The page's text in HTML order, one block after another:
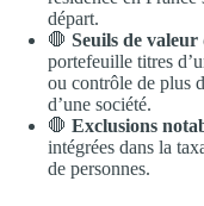
départ.
🛑 Seuils de valeur
portefeuille titres
ou contrôle de plus
d’une société.
🛑 Exclusions
intégrées dans la
de personnes.